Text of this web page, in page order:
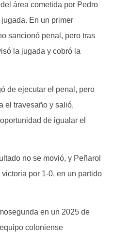
área cometida por Pedro
En un primer
sancionó penal, pero tras
la jugada y cobró la
de ejecutar el penal, pero
el travesaño y salió,
de igualar el
no se movió, y Peñarol
por 1-0, en un partido
en un 2025 de
coloniense